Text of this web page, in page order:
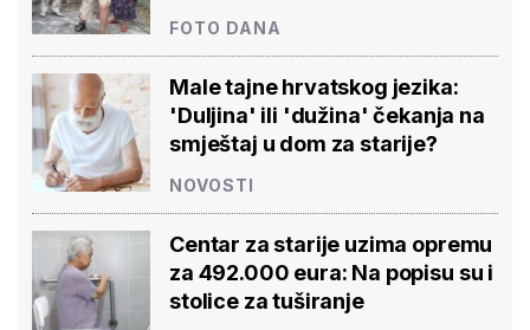
FOTO DANA
Male tajne hrvatskog jezika:
'Duljina' ili 'dužina' čekanja na
smještaj u dom za starije?
NOVOSTI
Centar za starije uzima opremu
za 492.000 eura: Na popisu su i
stolice za tuširanje